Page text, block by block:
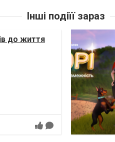
Інші подіїї зараз
до життя